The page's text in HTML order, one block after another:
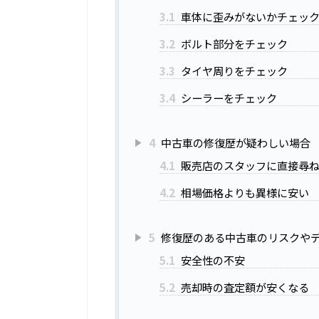
3.1 車体に歪みがないかチェック
3.2 ボルト部分をチェック
3.3 タイヤ周りをチェック
3.4 シーラーをチェック
4 中古車の修復歴が疑わしい場合
4.1 販売店のスタッフに直接尋
4.2 相場価格よりも異様に安い
5 修復歴のある中古車のリスクや
5.1 安全性の不安
5.2 売却時の査定額が安くなる